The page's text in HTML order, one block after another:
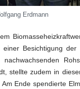
Erdmann
Besichtigung
stellte zudem in
Ende spendierte